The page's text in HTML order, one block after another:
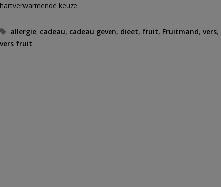
hartverwarmende keuze.
Tags
allergie, cadeau, cadeau geven, dieet, fruit, Fruitmand,vers,
vers fruit